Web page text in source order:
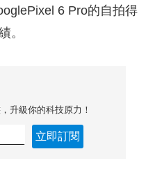
6 Pro的自拍得
。
升級你的科技原力！
立即訂閱